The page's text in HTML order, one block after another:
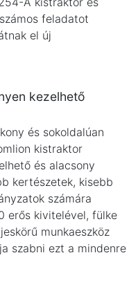
feladatot
el új
kezelhető
és sokoldalúan
kistraktor
és alacsony
kertészetek, kisebb
számára
erős kivitelével, fülke
munkaeszköz
szabni ezt a mindenre